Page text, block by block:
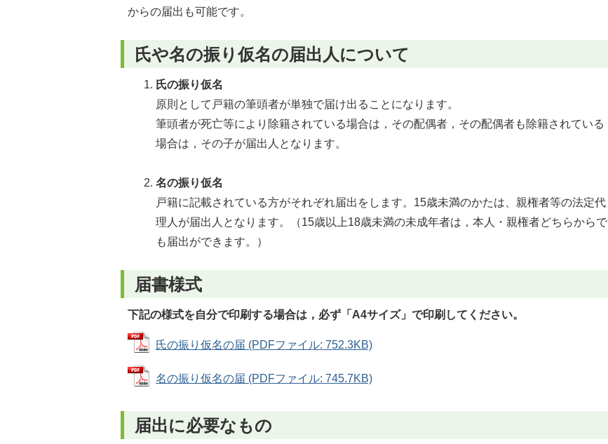
からの届出も可能です。
氏や名の振り仮名の届出人について
氏の振り仮名
原則として戸籍の筆頭者が単独で届け出ることになります。
筆頭者が死亡等により除籍されている場合は，その配偶者，その配偶者も除籍されている
場合は，その子が届出人となります。
名の振り仮名
戸籍に記載されている方がそれぞれ届出をします。15歳未満のかたは、親権者等の法定代
理人が届出人となります。（15歳以上18歳未満の未成年者は，本人・親権者どちらからで
も届出ができます。）
届書様式
下記の様式を自分で印刷する場合は，必ず「A4サイズ」で印刷してください。
氏の振り仮名の届 (PDFファイル: 752.3KB)
名の振り仮名の届 (PDFファイル: 745.7KB)
届出に必要なもの